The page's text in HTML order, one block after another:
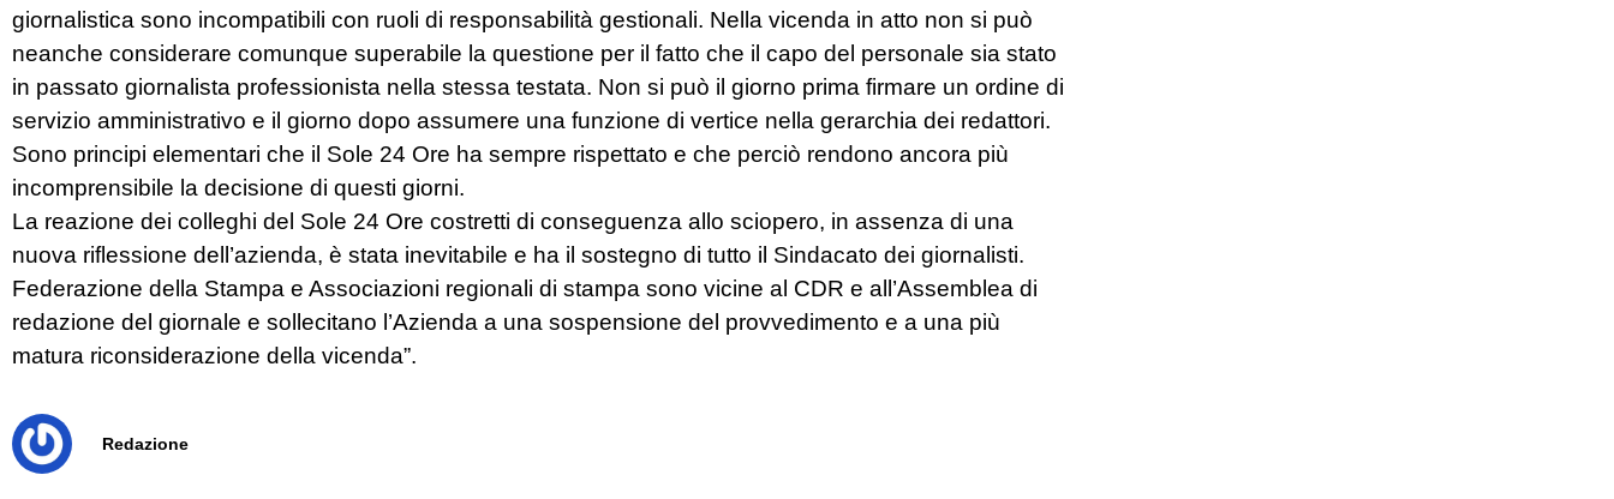
giornalistica sono incompatibili con ruoli di responsabilità gestionali. Nella vicenda in atto non si può
neanche considerare comunque superabile la questione per il fatto che il capo del personale sia stato
in passato giornalista professionista nella stessa testata. Non si può il giorno prima firmare un ordine di
servizio amministrativo e il giorno dopo assumere una funzione di vertice nella gerarchia dei redattori.
Sono principi elementari che il Sole 24 Ore ha sempre rispettato e che perciò rendono ancora più
incomprensibile la decisione di questi giorni.
La reazione dei colleghi del Sole 24 Ore costretti di conseguenza allo sciopero, in assenza di una
nuova riflessione dell’azienda, è stata inevitabile e ha il sostegno di tutto il Sindacato dei giornalisti.
Federazione della Stampa e Associazioni regionali di stampa sono vicine al CDR e all’Assemblea di
redazione del giornale e sollecitano l’Azienda a una sospensione del provvedimento e a una più
matura riconsiderazione della vicenda”.
Redazione